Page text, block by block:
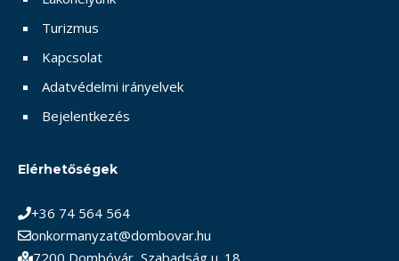
Turizmus
Kapcsolat
Adatvédelmi irányelvek
Bejelentkezés
Elérhetőségek
+36 74 564 564
onkormanyzat@dombovar.hu
7200 Dombóvár, Szabadság u. 18.